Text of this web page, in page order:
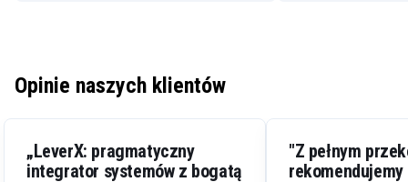
Opinie naszych klientów
„LeverX: pragmatyczny
integrator systemów z bogatą
"Z pełnym